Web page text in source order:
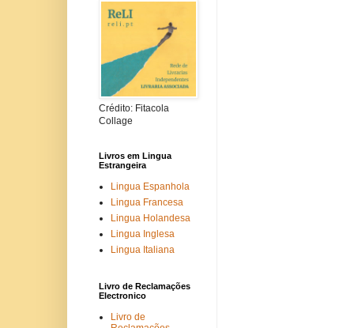
Crédito: Fitacola
Collage
Livros em Lingua
Estrangeira
Lingua Espanhola
Lingua Francesa
Lingua Holandesa
Lingua Inglesa
Lingua Italiana
Livro de Reclamações
Electronico
Livro de